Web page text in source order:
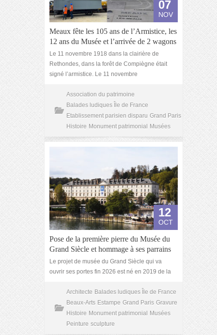
07
NOV
Meaux fête les 105 ans de l’Armistice, les
12 ans du Musée et l’arrivée de 2 wagons
Le 11 novembre 1918 dans la clairière de
Rethondes, dans la forêt de Compiègne était
signé l’armistice. Le 11 novembre
Association du patrimoine
Balades ludiques Île de France
Etablissement parisien disparu Grand Paris
Histoire Monument patrimonial Musées
12
OCT
Pose de la première pierre du Musée du
Grand Siècle et hommage à ses parrains
Le projet de musée du Grand Siècle qui va
ouvrir ses portes fin 2026 est né en 2019 de la
Architecte Balades ludiques Île de France
Beaux-Arts Estampe Grand Paris Gravure
Histoire Monument patrimonial
Musées
Peinture sculpture